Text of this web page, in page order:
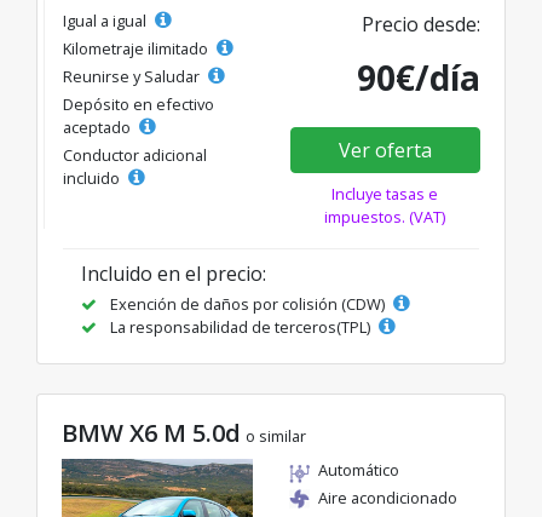
Igual a igual
Kilometraje ilimitado
Reunirse y Saludar
Depósito en efectivo
aceptado
Conductor adicional
incluido
Precio desde:
90€/día
Ver oferta
Incluye tasas e
impuestos. (VAT)
Incluido en el precio:
Exención de daños por colisión (CDW)
La responsabilidad de terceros(TPL)
BMW X6 M 5.0d o similar
Automático
Aire acondicionado